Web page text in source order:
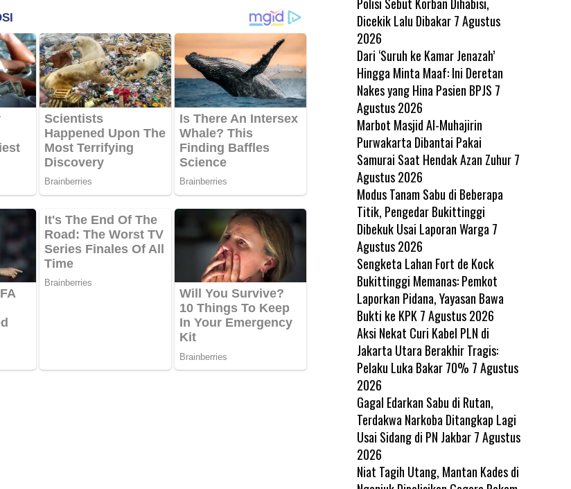
Dicekik Lalu Dibakar 7 Agustus
2026
Dari ‘Suruh ke Kamar Jenazah’
Hingga Minta Maaf: Ini Deretan
Nakes yang Hina Pasien BPJS 7
Agustus 2026
Marbot Masjid Al-Muhajirin
Purwakarta Dibantai Pakai
Samurai Saat Hendak Azan Zuhur 7
Agustus 2026
Modus Tanam Sabu di Beberapa
Titik, Pengedar Bukittinggi
Dibekuk Usai Laporan Warga 7
Agustus 2026
Sengketa Lahan Fort de Kock
Bukittinggi Memanas: Pemkot
Laporkan Pidana, Yayasan Bawa
Bukti ke KPK 7 Agustus 2026
Aksi Nekat Curi Kabel PLN di
Jakarta Utara Berakhir Tragis:
Pelaku Luka Bakar 70% 7 Agustus
2026
Gagal Edarkan Sabu di Rutan,
Terdakwa Narkoba Ditangkap Lagi
Usai Sidang di PN Jakbar 7 Agustus
2026
Niat Tagih Utang, Mantan Kades di